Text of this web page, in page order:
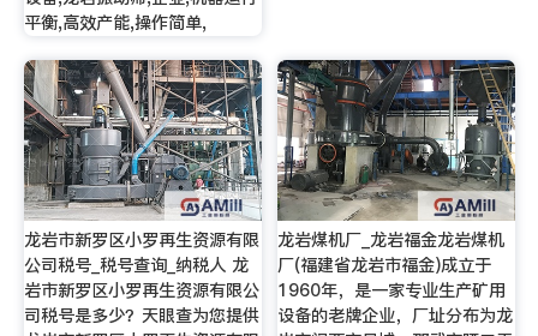
平衡,高效产能,操作简单,
龙岩市新罗区小罗再生资源有限
公司税号_税号查询_纳税人 龙
岩市新罗区小罗再生资源有限公
司税号是多少？天眼查为您提供
龙岩煤机厂_龙岩福金龙岩煤机
厂(福建省龙岩市福金)成立于
1960年，是一家专业生产矿用
设备的老牌企业，厂址分布为龙